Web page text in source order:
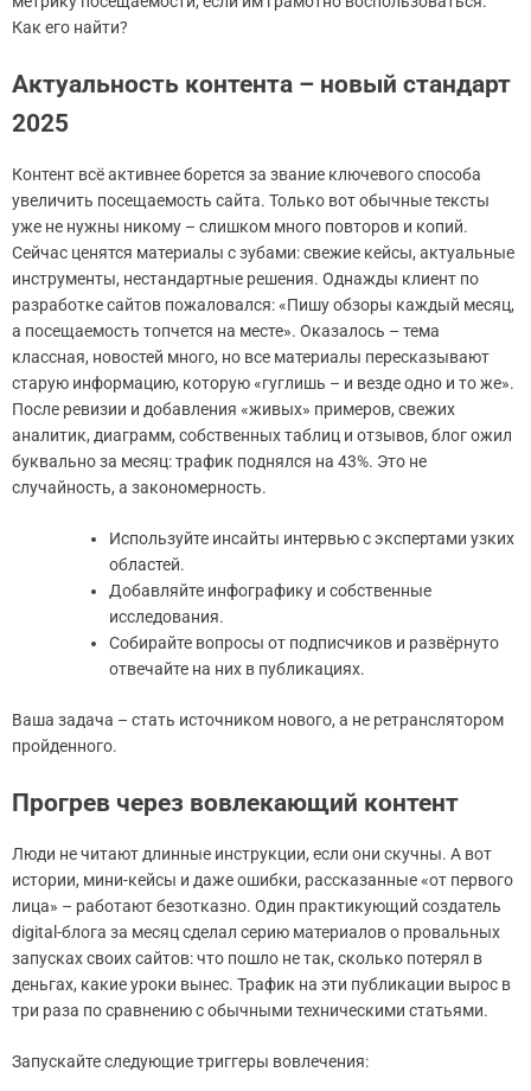
Как его найти?
Актуальность контента – новый стандарт
2025
Контент всё активнее борется за звание ключевого способа
увеличить посещаемость сайта. Только вот обычные тексты
уже не нужны никому – слишком много повторов и копий.
Сейчас ценятся материалы с зубами: свежие кейсы, актуальные
инструменты, нестандартные решения. Однажды клиент по
разработке сайтов пожаловался: «Пишу обзоры каждый месяц,
а посещаемость топчется на месте». Оказалось – тема
классная, новостей много, но все материалы пересказывают
старую информацию, которую «гуглишь – и везде одно и то же».
После ревизии и добавления «живых» примеров, свежих
аналитик, диаграмм, собственных таблиц и отзывов, блог ожил
буквально за месяц: трафик поднялся на 43%. Это не
случайность, а закономерность.
Используйте инсайты интервью с экспертами узких
областей.
Добавляйте инфографику и собственные
исследования.
Собирайте вопросы от подписчиков и развёрнуто
отвечайте на них в публикациях.
Ваша задача – стать источником нового, а не ретранслятором
пройденного.
Прогрев через вовлекающий контент
Люди не читают длинные инструкции, если они скучны. А вот
истории, мини-кейсы и даже ошибки, рассказанные «от первого
лица» – работают безотказно. Один практикующий создатель
digital-блога за месяц сделал серию материалов о провальных
запусках своих сайтов: что пошло не так, сколько потерял в
деньгах, какие уроки вынес. Трафик на эти публикации вырос в
три раза по сравнению с обычными техническими статьями.
Запускайте следующие триггеры вовлечения: